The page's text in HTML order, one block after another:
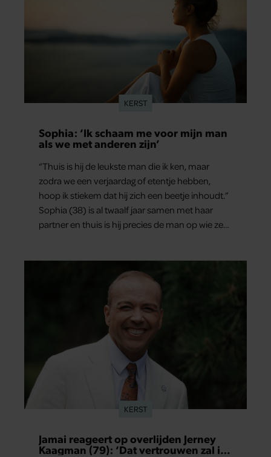
KERST
Sophia: ‘Ik schaam me voor mijn man
als we met anderen zijn’
“Thuis is hij de leukste man die ik ken, maar
zodra we een verjaardag of etentje hebben,
hoop ik stiekem dat hij zich een beetje inhoudt.”
Sophia (38) is al twaalf jaar samen met haar
partner en thuis is hij precies de man op wie ze
KERST
Jamai reageert op overlijden Jerney
Kaagman (79): ‘Dat vertrouwen zal ik